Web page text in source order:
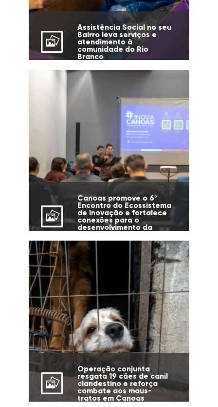
Assistência Social no seu
Bairro leva serviços e
atendimento à
comunidade do Rio
Branco
Canoas promove o 6º
Encontro do Ecossistema
de Inovação e fortalece
conexões para o
desenvolvimento da
Operação conjunta
resgata 19 cães de canil
clandestino e reforça
combate aos maus-
tratos em Canoas